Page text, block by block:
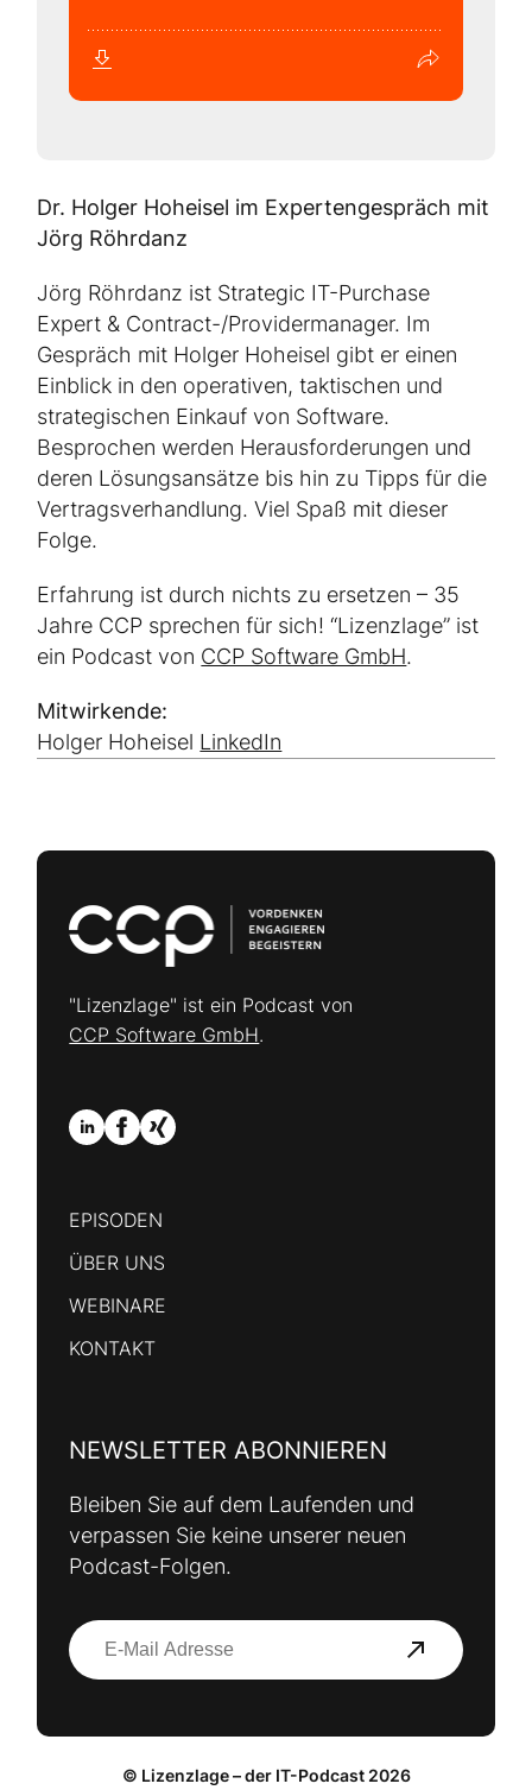
Dr. Holger Hoheisel im Expertengespräch mit
Jörg Röhrdanz
Jörg Röhrdanz ist Strategic IT-Purchase
Expert & Contract-/Providermanager. Im
Gespräch mit Holger Hoheisel gibt er einen
Einblick in den operativen, taktischen und
strategischen Einkauf von Software.
Besprochen werden Herausforderungen und
deren Lösungsansätze bis hin zu Tipps für die
Vertragsverhandlung. Viel Spaß mit dieser
Folge.
Erfahrung ist durch nichts zu ersetzen – 35
Jahre CCP sprechen für sich! “Lizenzlage” ist
ein Podcast von CCP Software GmbH.
Mitwirkende:
Holger Hoheisel LinkedIn
"Lizenzlage" ist ein Podcast von
CCP Software GmbH.
EPISODEN
ÜBER UNS
WEBINARE
KONTAKT
NEWSLETTER ABONNIEREN
Bleiben Sie auf dem Laufenden und
verpassen Sie keine unserer neuen
Podcast-Folgen.
© Lizenzlage – der IT-Podcast 2026